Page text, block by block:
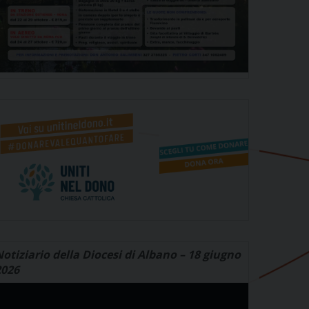
della Diocesi di Albano – 18 giugno